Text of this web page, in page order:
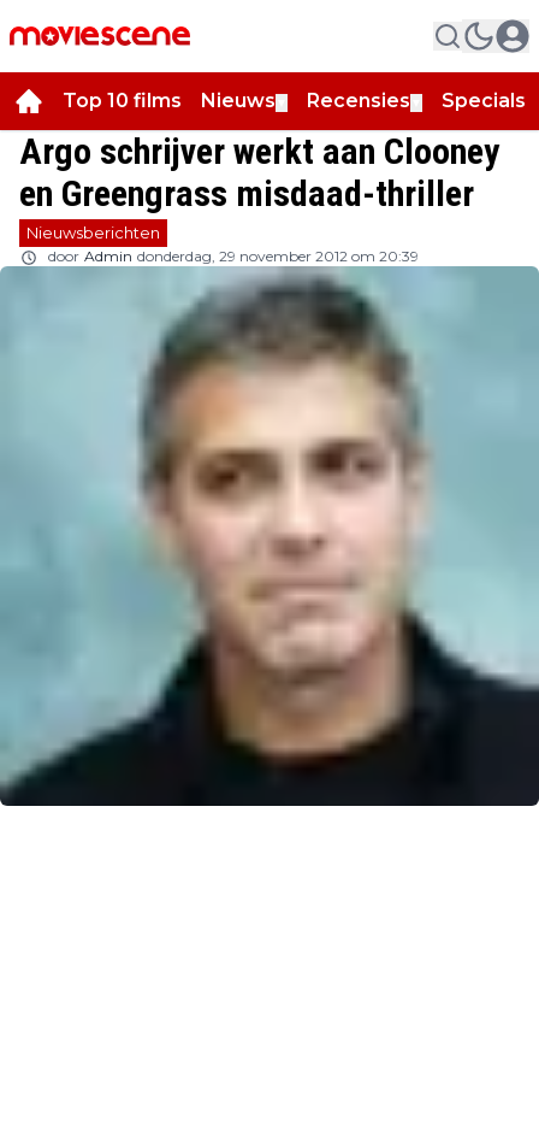
Top 10 films Nieuws Recensies Specials
Argo schrijver werkt aan Clooney
en Greengrass misdaad-thriller
Nieuwsberichten
door Admin donderdag, 29 november 2012 om 20:39